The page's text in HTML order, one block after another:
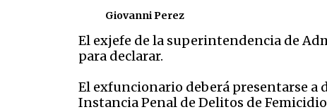
Giovanni Perez
El exjefe de la superintendencia de
para declarar.
El exfuncionario deberá presentarse a
Instancia Penal de Delitos de